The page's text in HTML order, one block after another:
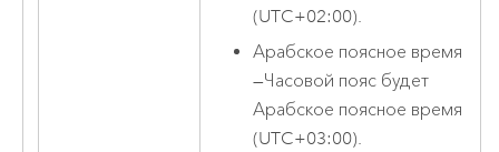
(UTC+02:00).
Арабское поясное время
—Часовой пояс будет
Арабское поясное время
(UTC+03:00).